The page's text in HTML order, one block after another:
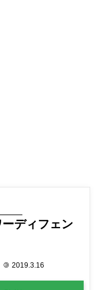
ディフェン
© 2019.3.16